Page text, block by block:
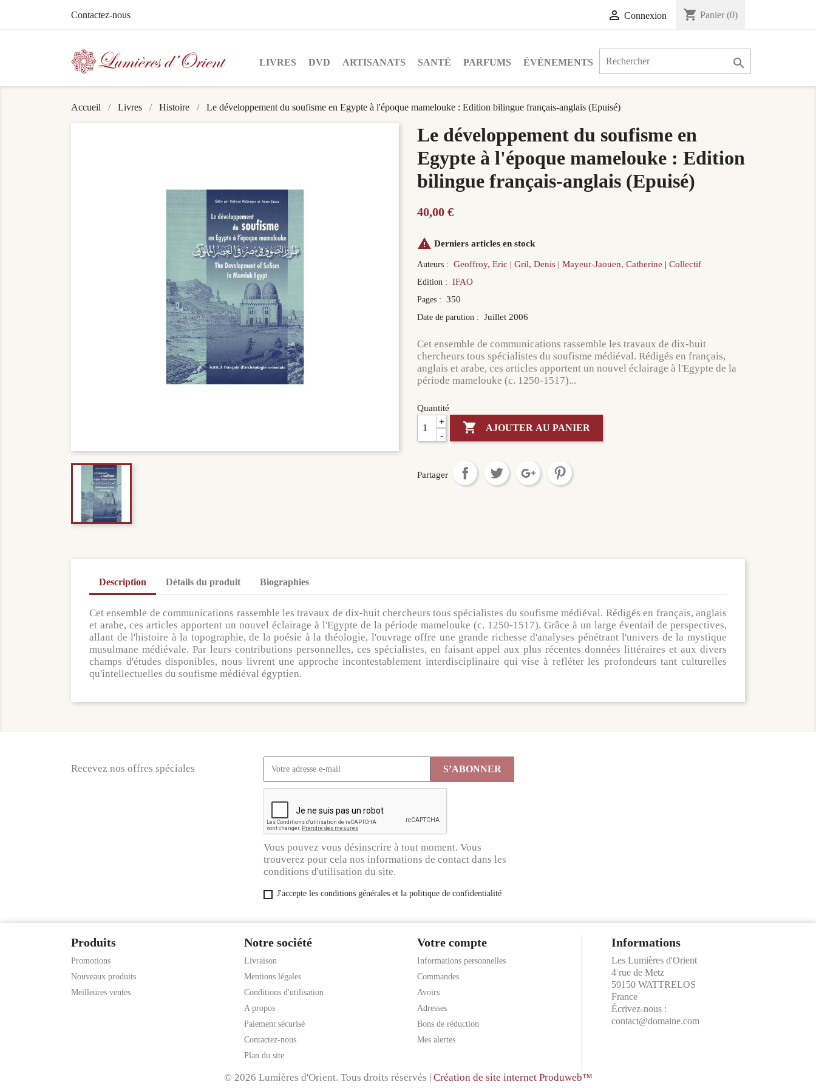
Contactez-nous  Connexion shopping_cart Panier (0)
LIVRES DVD ARTISANATS SANTÉ PARFUMS ÉVÉNEMENTS 
Accueil Livres Histoire Le développement du soufisme en Egypte à l'époque mamelouke : Edition bilingue français-anglais (Epuisé)
Le développement du soufisme en
Egypte à l'époque mamelouke : Edition
bilingue français-anglais (Epuisé)
40,00 €
 Derniers articles en stock
Auteurs : Geoffroy, Eric Gril, Denis Mayeur-Jaouen, Catherine Collectif
Edition : IFAO
Pages : 350
Date de parution : Juillet 2006
Cet ensemble de communications rassemble les travaux de dix-huit
chercheurs tous spécialistes du soufisme médiéval. Rédigés en français,
anglais et arabe, ces articles apportent un nouvel éclairage à l'Egypte de la
période mamelouke (c. 1250-1517)...
Quantité
+
-
 AJOUTER AU PANIER
Partager
Description Détails du produit Biographies
Cet ensemble de communications rassemble les travaux de dix-huit chercheurs tous spécialistes du soufisme médiéval. Rédigés en français, anglais
et arabe, ces articles apportent un nouvel éclairage à l'Egypte de la période mamelouke (c. 1250-1517). Grâce à un large éventail de perspectives,
allant de l'histoire à la topographie, de la poésie à la théologie, l'ouvrage offre une grande richesse d'analyses pénétrant l'univers de la mystique
musulmane médiévale. Par leurs contributions personnelles, ces spécialistes, en faisant appel aux plus récentes données littéraires et aux divers
champs d'études disponibles, nous livrent une approche incontestablement interdisciplinaire qui vise à refléter les profondeurs tant culturelles
qu'intellectuelles du soufisme médiéval égyptien.
Recevez nos offres spéciales
Vous pouvez vous désinscrire à tout moment. Vous
trouverez pour cela nos informations de contact dans les
conditions d'utilisation du site.
J'accepte les conditions générales et la politique de confidentialité
Produits
Promotions
Nouveaux produits
Meilleures ventes
Notre société
Livraison
Mentions légales
Conditions d'utilisation
A propos
Paiement sécurisé
Contactez-nous
Plan du site
Votre compte
Informations personnelles
Commandes
Avoirs
Adresses
Bons de réduction
Mes alertes
Informations
Les Lumières d'Orient
4 rue de Metz
59150 WATTRELOS
France
Écrivez-nous :
contact@domaine.com
© 2026 Lumières d'Orient. Tous droits réservés | Création de site internet Produweb™